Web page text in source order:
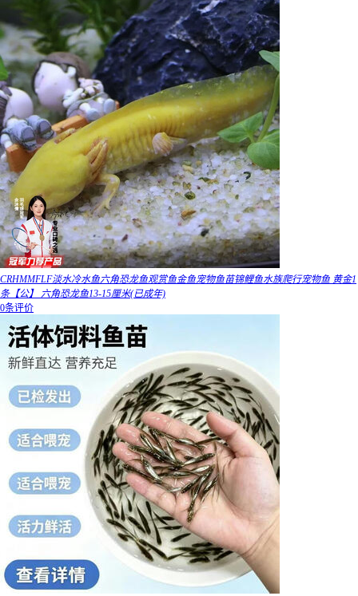
CRHMMFLF淡水冷水鱼六角恐龙鱼观赏鱼金鱼宠物鱼苗锦鲤鱼水族爬行宠物鱼 黄金1
条【公】 六角恐龙鱼13-15厘米(已成年)
0条评价